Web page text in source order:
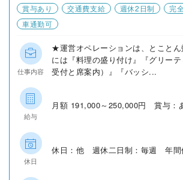
賞与あり
交通費支給 週休2日制
完
車通勤可
仕事内容
★運営オペレーションは、とこと
には『料理の盛り付け』『グリー
受付と席案内）』『バッシ...
給与
月額 191,000～250,000円 賞与：
休日
休日：他 週休二日制：毎週 年間